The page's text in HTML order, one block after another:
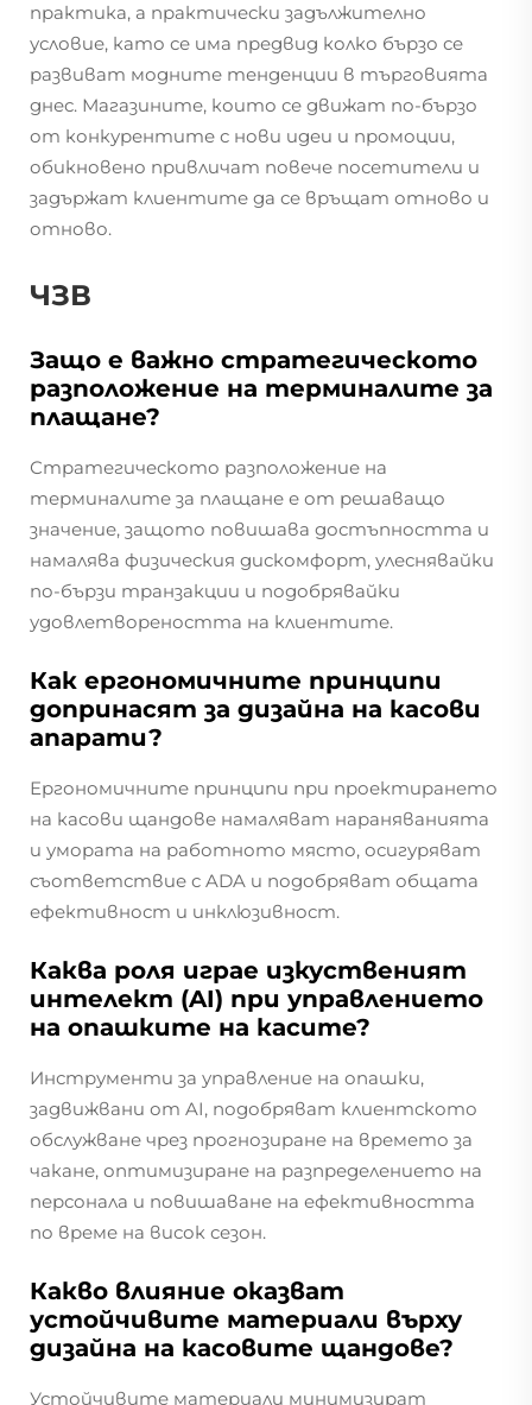
практика, а практически задължително
условие, като се има предвид колко бързо се
развиват модните тенденции в търговията
днес. Магазините, които се движат по-бързо
от конкурентите с нови идеи и промоции,
обикновено привличат повече посетители и
задържат клиентите да се връщат отново и
отново.
ЧЗВ
Защо е важно стратегическото
разположение на терминалите за
плащане?
Стратегическото разположение на
терминалите за плащане е от решаващо
значение, защото повишава достъпността и
намалява физическия дискомфорт, улеснявайки
по-бързи транзакции и подобрявайки
удовлетвореността на клиентите.
Как ергономичните принципи
допринасят за дизайна на касови
апарати?
Ергономичните принципи при проектирането
на касови щандове намаляват нараняванията
и умората на работното място, осигуряват
съответствие с ADA и подобряват общата
ефективност и инклюзивност.
Каква роля играе изкуственият
интелект (AI) при управлението
на опашките на касите?
Инструменти за управление на опашки,
задвижвани от AI, подобряват клиентското
обслужване чрез прогнозиране на времето за
чакане, оптимизиране на разпределението на
персонала и повишаване на ефективността
по време на висок сезон.
Какво влияние оказват
устойчивите материали върху
дизайна на касовите щандове?
Устойчивите материали минимизират